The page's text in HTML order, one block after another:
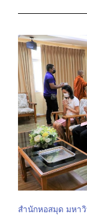
สำนักหอสมุด มหา